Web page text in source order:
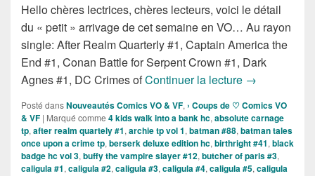
Hello chères lectrices, chères lecteurs, voici le détail
du « petit » arrivage de cet semaine en VO… Au rayon
single: After Realm Quarterly #1, Captain America the
End #1, Conan Battle for Serpent Crown #1, Dark
Agnes #1, DC Crimes ofContinuer la lecture Sortie des
→
Posté dansNouveautés Comics VO & VF, › Coups de ♡ Comics VO
& VF | Marqué comme 4 kids walk into a bank hc, absolute carnage
tp, after realm quartely #1, archie tp vol 1, batman #88, batman tales
once upon a crime tp, berserk deluxe edition hc, birthright #41, black
badge hc vol 3, buffy the vampire slayer #12, butcher of paris #3,
caligula #1, caligula #2, caligula #3, caligula #4, caligula #5, caligula